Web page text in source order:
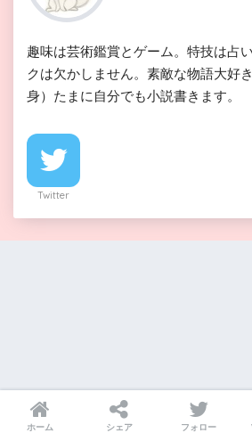
趣味は芸術鑑賞とゲーム。特技は占
クは欠かしません。素敵な物語大好
身）たまに自分でも小説書きます。
Twitter
ホーム シェア フォロー